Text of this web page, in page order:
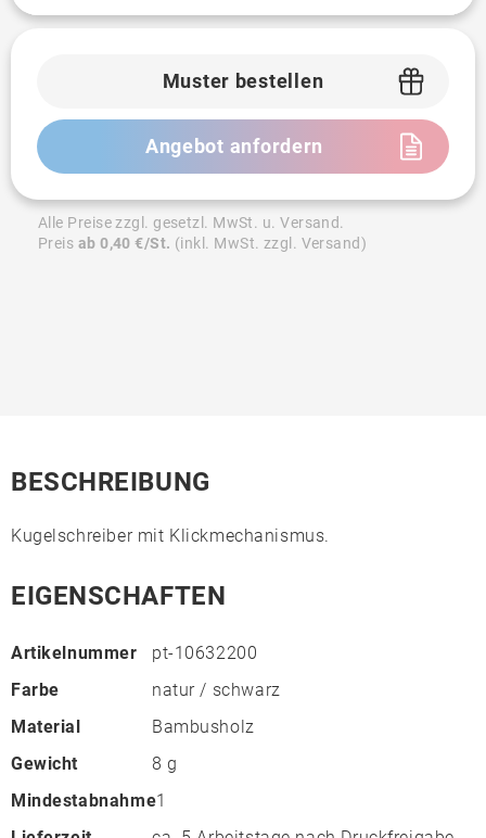
Muster bestellen
Angebot anfordern
Alle Preise zzgl. gesetzl. MwSt. u. Versand.
Preis ab 0,40 €/St. (inkl. MwSt. zzgl. Versand)
BESCHREIBUNG
Kugelschreiber mit Klickmechanismus.
EIGENSCHAFTEN
Artikelnummer
pt-10632200
Farbe
natur / schwarz
Material
Bambusholz
Gewicht
8 g
Mindestabnahme1